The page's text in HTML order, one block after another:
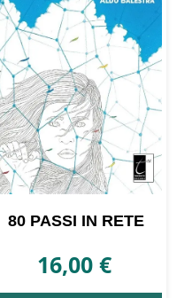
80 PASSI IN RETE
16,00 €